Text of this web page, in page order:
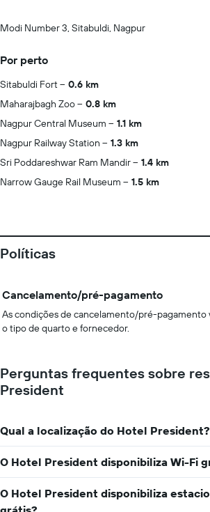
Modi Number 3, Sitabuldi, Nagpur
Por perto
Sitabuldi Fort
0.6 km
Maharajbagh Zoo
0.8 km
Nagpur Central Museum
1.1 km
Nagpur Railway Station
1.3 km
Sri Poddareshwar Ram Mandir
1.4 km
Narrow Gauge Rail Museum
1.5 km
Políticas
Cancelamento/pré-pagamento
As condições de cancelamento/pré-pagamento
o tipo de quarto e fornecedor.
Perguntas frequentes sobre
President
Qual a localização do Hotel President?
O Hotel President disponibiliza Wi-Fi
O Hotel President disponibiliza